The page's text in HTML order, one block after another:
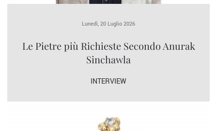
Lunedì, 20 Luglio 2026
Le Pietre più Richieste Secondo Anurak
Sinchawla
INTERVIEW